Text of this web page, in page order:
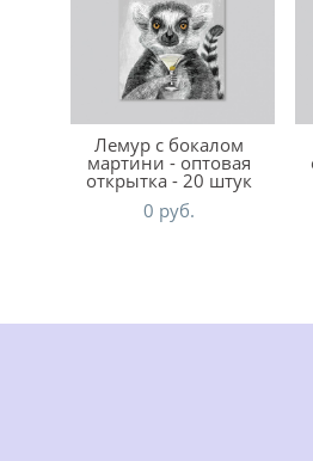
Лемур с бокалом
мартини - оптовая
открытка - 20 штук
0 pуб.